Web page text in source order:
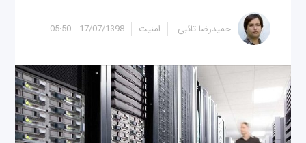
17/07/1398 - 05:50 حمیدرضا تائبی امنیت